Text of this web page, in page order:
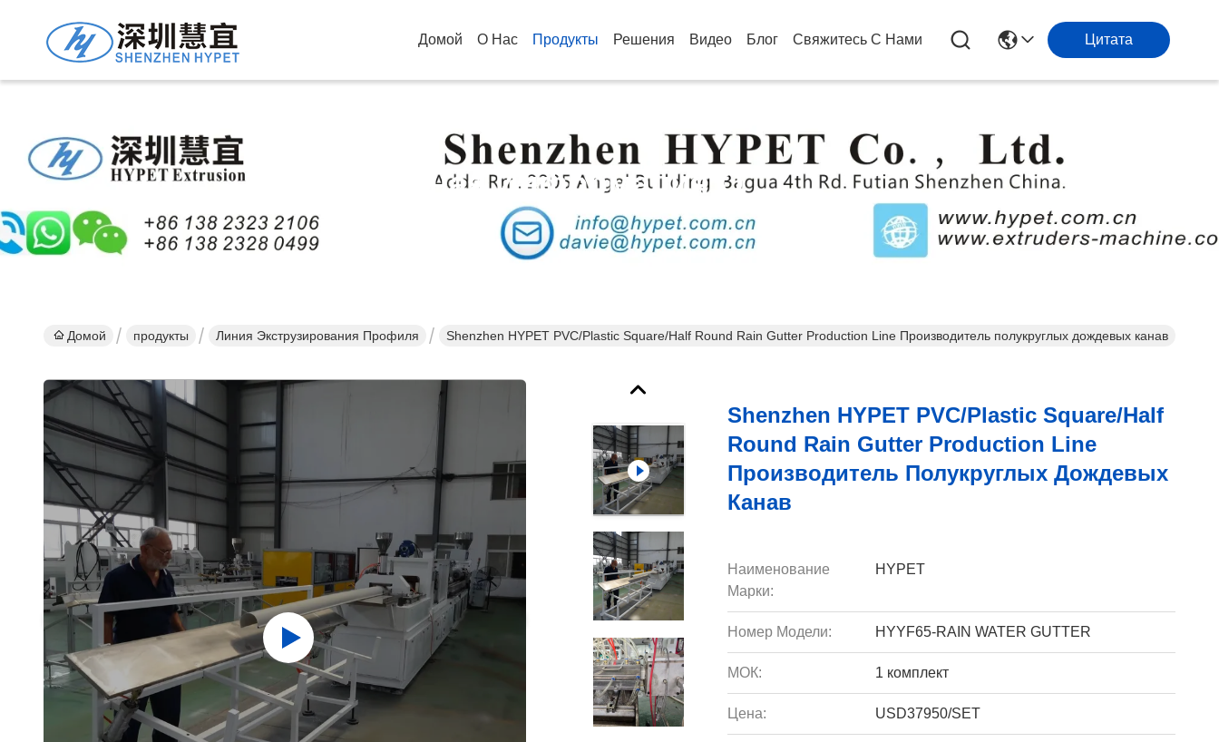
Домой О Нас Продукты Решения Видео Блог Свяжитесь С Нами Цитата
Подробная Информация О
Продукции
Домой продукты Линия Экструзирования Профиля Shenzhen HYPET PVC/Plastic Square/Half Round Rain Gutter Production Line Производитель полукруглых дождевых канав
Shenzhen HYPET PVC/Plastic Square/Half
Round Rain Gutter Production Line
Производитель Полукруглых Дождевых
Канав
Наименование
Марки:
HYPET
Номер Модели: HYYF65-RAIN WATER GUTTER
МОК: 1 комплект
Цена: USD37950/SET